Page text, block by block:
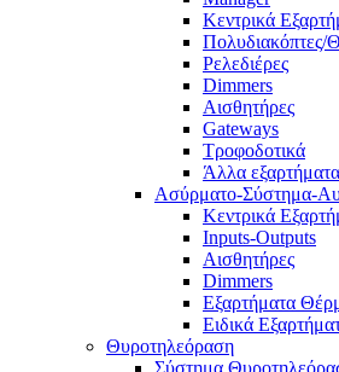
Κεντρικά
Πολυδιακόπτες/
Ρελεδιέρες
Dimmers
Αισθητήρες
Gateways
Τροφοδοτικά
Άλλα εξαρτήματα
Ασύρματο-Σύστημα-
Κεντρικά
Inputs-Outputs
Αισθητήρες
Dimmers
Εξαρτήματα
Ειδικά
Θυροτηλεόραση
Σύστημα